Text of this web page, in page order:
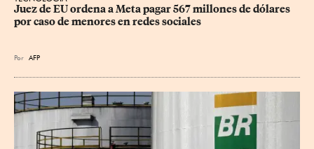
Juez de EU ordena a Meta pagar 567 millones de dólares
por caso de menores en redes sociales
Por AFP